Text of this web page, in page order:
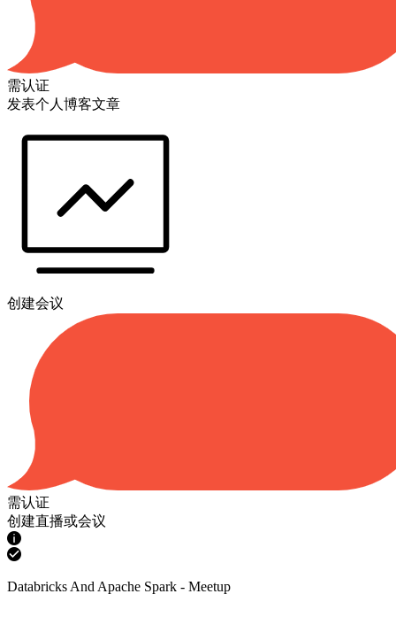
需认证
发表个人博客文章
创建会议
需认证
创建直播或会议
Databricks And Apache Spark - Meetup